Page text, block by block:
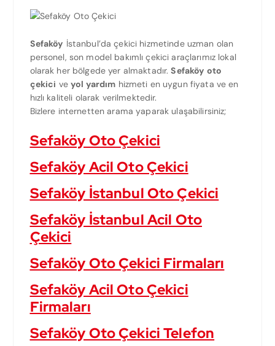
Sefaköy İstanbul’da çekici hizmetinde uzman olan
personel, son model bakımlı çekici araçlarımız lokal
olarak her bölgede yer almaktadır.Sefaköy oto
çekici ve yol yardım hizmeti en uygun fiyata ve en
hızlı kaliteli olarak verilmektedir.
Bizlere internetten arama yaparak ulaşabilirsiniz;
Sefaköy Oto Çekici
Sefaköy Acil Oto Çekici
Sefaköy İstanbul Oto Çekici
Sefaköy İstanbul Acil Oto
Çekici
Sefaköy Oto Çekici Firmaları
Sefaköy Acil Oto Çekici
Firmaları
Sefaköy Oto Çekici Telefon